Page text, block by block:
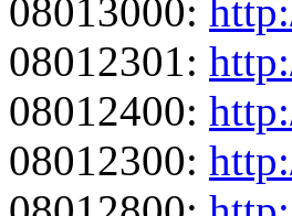
08013000:
08012301:
08012400:
08012300: